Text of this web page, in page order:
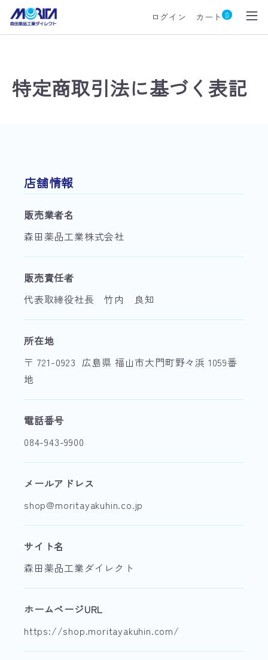
ログイン カート 0
特定商取引法に基づく表記
店舗情報
販売業者名
森田薬品工業株式会社
販売責任者
代表取締役社長 竹内 良知
所在地
〒 721-0923 広島県 福山市大門町野々浜 1059番
地
電話番号
084-943-9900
メールアドレス
shop@moritayakuhin.co.jp
サイト名
森田薬品工業ダイレクト
ホームページURL
https://shop.moritayakuhin.com/